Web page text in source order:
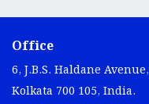
Office
6, J.B.S. Haldane Avenue,
Kolkata 700 105, India.